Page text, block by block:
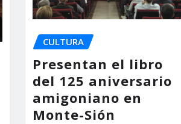
CULTURA
Presentan el libro
del 125 aniversario
amigoniano en
Monte-Sión